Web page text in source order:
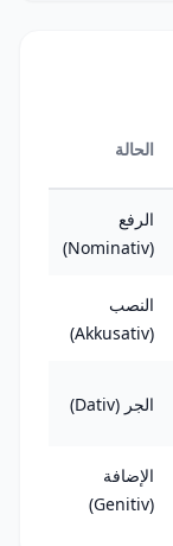
الحالة
الرفع
(Nominativ)
النصب
(Akkusativ)
الجر (Dativ)
الإضافة
(Genitiv)